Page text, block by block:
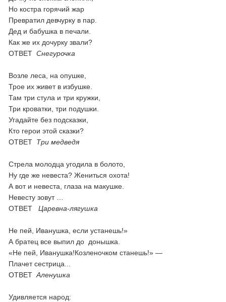
Но костра горячий жар
Превратил девчурку в пар.
Дед и бабушка в печали.
Как же их дочурку звали?
ОТВЕТ Снегурочка
Возле леса, на опушке,
Трое их живет в избушке.
Там три стула и три кружки,
Три кроватки, три подушки.
Угадайте без подсказки,
Кто герои этой сказки?
ОТВЕТ Три медведя
Стрела молодца угодила в болото,
Ну где же невеста? Жениться охота!
А вот и невеста, глаза на макушке.
Невесту зовут …
ОТВЕТЦаревна-лягушка
Не пей, Иванушка, если устанешь!»
А братец все выпил до донышка.
«Не пей, Иванушка!Козленочком станешь!» —
Плачет сестрица...
ОТВЕТАленушка
Удивляется народ: